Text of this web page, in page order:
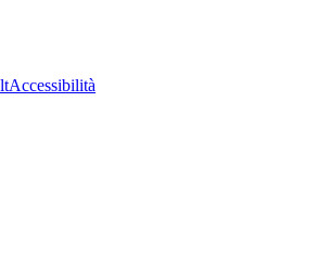
Accessibilità